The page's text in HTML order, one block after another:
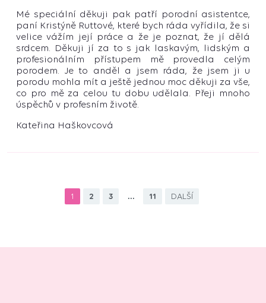
Mé speciální děkuji pak patří porodní asistentce,
paní Kristýně Ruttové, které bych ráda vyřídila, že si
velice vážím její práce a že je poznat, že jí dělá
srdcem. Děkuji jí za to s jak laskavým, lidským a
profesionálním přístupem mě provedla celým
porodem. Je to anděl a jsem ráda, že jsem ji u
porodu mohla mít a ještě jednou moc děkuji za vše,
co pro mě za celou tu dobu udělala. Přeji mnoho
úspěchů v profesním životě.
Kateřina Haškovcová
1 2 3 … 11 DALŠÍ